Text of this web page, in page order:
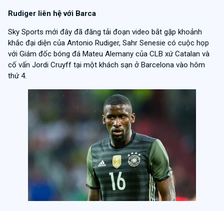
Rudiger liên hệ với Barca
Sky Sports mới đây đã đăng tải đoạn video bắt gặp khoảnh
khắc đại diện của Antonio Rudiger, Sahr Senesie có cuộc họp
với Giám đốc bóng đá Mateu Alemany của CLB xứ Catalan và
cố vấn Jordi Cruyff tại một khách sạn ở Barcelona vào hôm
thứ 4.